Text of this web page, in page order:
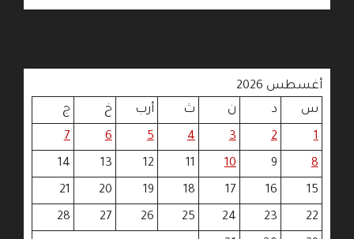
أغسطس 2026
س
د ن ث أرب خ
ج
1
2
3
4
5
6
7
8
9
10
11
12
13
14
15
16
17
18
19
20
21
22
23
24
25
26
27
28